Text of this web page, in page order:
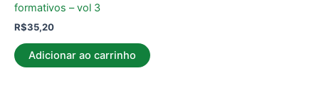
formativos – vol 3
R$35,20
Adicionar ao carrinho